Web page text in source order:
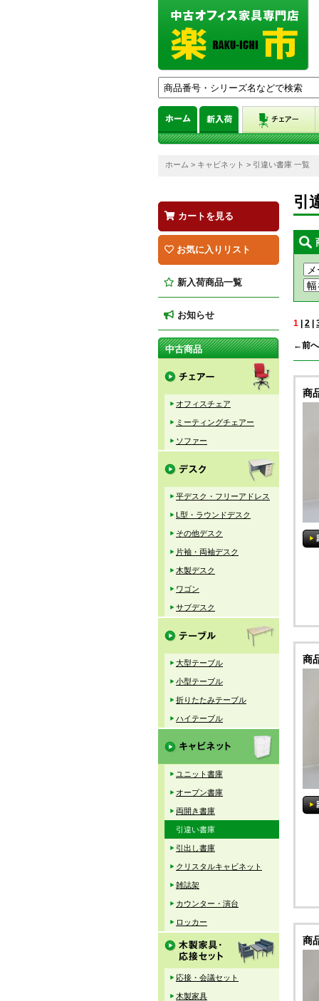
ホーム > キャビネット > 引違い書庫 一覧
引
1 2
←前
商
商
商
カートを見る
お気に入りリスト
新入荷商品一覧
お知らせ
中古商品
オフィスチェア
ミーティングチェアー
ソファー
平デスク・フリーアドレス
L型・ラウンドデスク
その他デスク
片袖・両袖デスク
木製デスク
ワゴン
サブデスク
大型テーブル
小型テーブル
折りたたみテーブル
ハイテーブル
ユニット書庫
オープン書庫
両開き書庫
引違い書庫
引出し書庫
クリスタルキャビネット
雑誌架
カウンター・演台
ロッカー
応接・会議セット
木製家具